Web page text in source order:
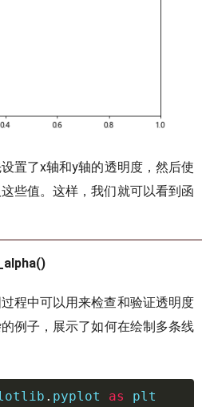
置了x轴和y轴的透明度，然后使
些值。这样，我们就可以看到函
程中可以用来检查和验证透明度
例子，展示了如何在绘制多条线
. pyplot as